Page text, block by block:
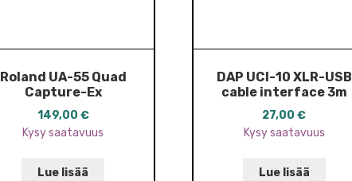
Roland UA-55 Quad
Capture-Ex
149,00 €
Kysy saatavuus
Lue lisää
DAP UCI-10 XLR-USB
cable interface 3m
27,00€
Kysy saatavuus
Lue lisää